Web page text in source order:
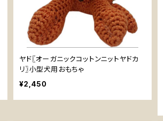
ヤド〖オーガニックコットンニットヤドカ
リ〗小型犬用おもちゃ
¥2,450